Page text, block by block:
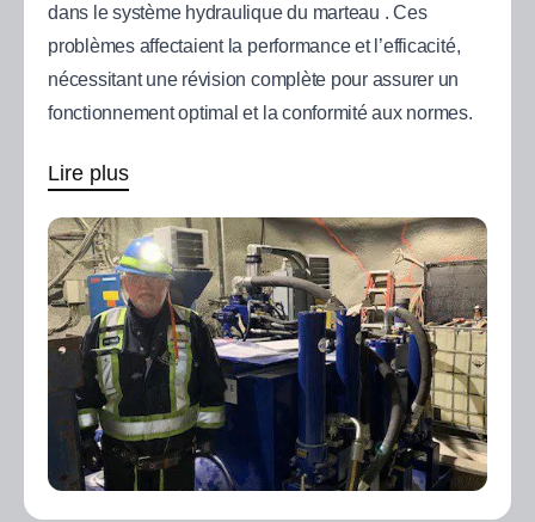
dans le système hydraulique du marteau . Ces
problèmes affectaient la performance et l’efficacité,
nécessitant une révision complète pour assurer un
fonctionnement optimal et la conformité aux normes.
Lire plus